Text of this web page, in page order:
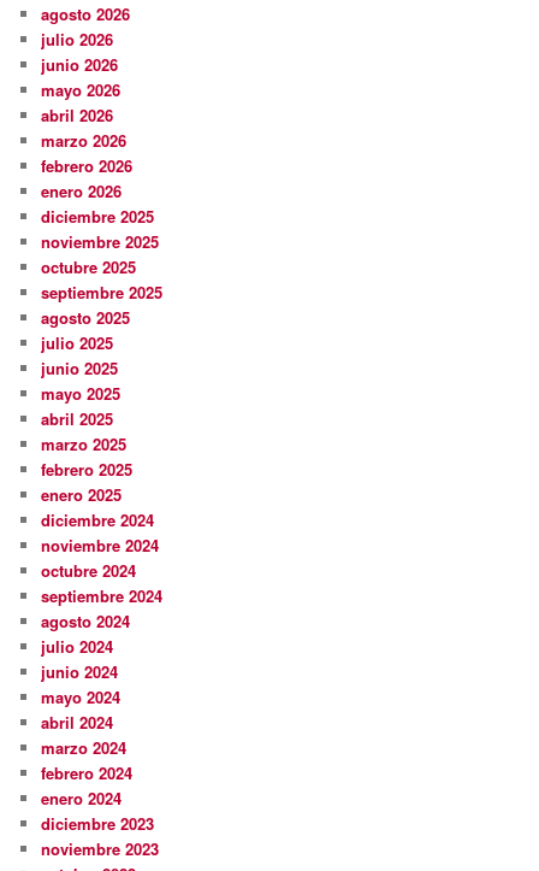
agosto 2026
julio 2026
junio 2026
mayo 2026
abril 2026
marzo 2026
febrero 2026
enero 2026
diciembre 2025
noviembre 2025
octubre 2025
septiembre 2025
agosto 2025
julio 2025
junio 2025
mayo 2025
abril 2025
marzo 2025
febrero 2025
enero 2025
diciembre 2024
noviembre 2024
octubre 2024
septiembre 2024
agosto 2024
julio 2024
junio 2024
mayo 2024
abril 2024
marzo 2024
febrero 2024
enero 2024
diciembre 2023
noviembre 2023